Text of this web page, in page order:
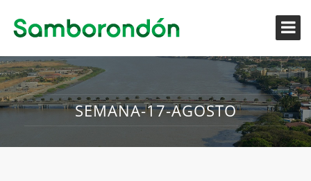
SEMANA-17-AGOSTO